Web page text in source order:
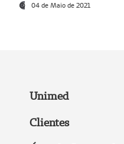
04 de Maio de 2021
Unimed
Clientes